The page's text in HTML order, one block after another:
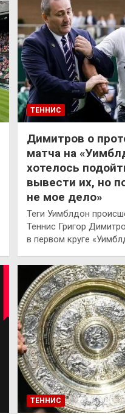
ТЕННИС
Димитров о
матча на
хотелось
вывести их, но
не мое дело»
Теги Уимблдон
Теннис Григор
в первом круге
ТЕННИС